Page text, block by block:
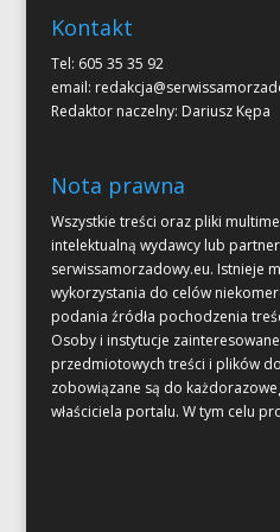
Kontakt
Tel: 605 35 35 92
email:
Redaktor naczelny: Dariusz Kępa
Nota prawna
Wszystkie treści oraz pliki
intelektualną wydawcy lub
serwissamorzadowy.eu. Istnieje
wykorzystania do celów
podania źródła pochodzenia
Osoby i instytucje
przedmiotowych treści i plików
zobowiązane są do
właściciela portalu. W tym celu